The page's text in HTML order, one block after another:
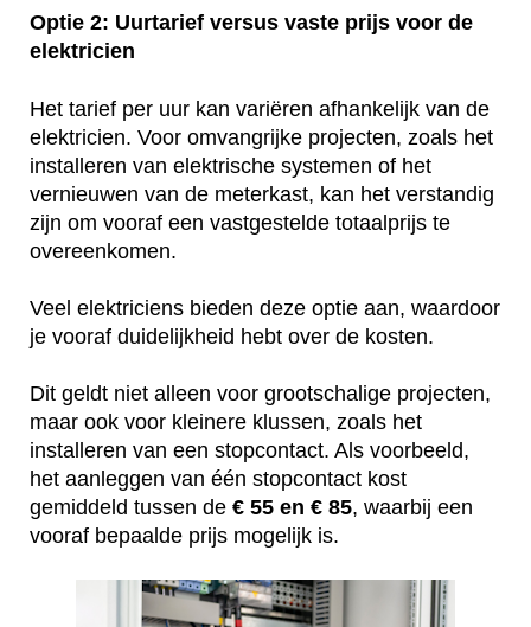
Optie 2: Uurtarief versus vaste prijs voor de
elektricien
Het tarief per uur kan variëren afhankelijk van de
elektricien. Voor omvangrijke projecten, zoals het
installeren van elektrische systemen of het
vernieuwen van de meterkast, kan het verstandig
zijn om vooraf een vastgestelde totaalprijs te
overeenkomen.
Veel elektriciens bieden deze optie aan, waardoor
je vooraf duidelijkheid hebt over de kosten.
Dit geldt niet alleen voor grootschalige projecten,
maar ook voor kleinere klussen, zoals het
installeren van een stopcontact. Als voorbeeld,
het aanleggen van één stopcontact kost
gemiddeld tussen de € 55 en € 85, waarbij een
vooraf bepaalde prijs mogelijk is.